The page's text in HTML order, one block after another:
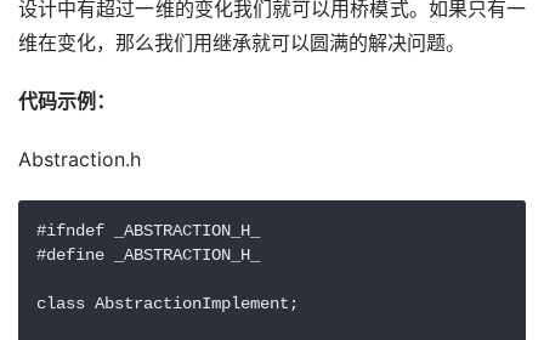
设计中有超过一维的变化我们就可以用桥模式。如果只有一
维在变化，那么我们用继承就可以圆满的解决问题。
代码示例：
Abstraction.h
#ifndef _ABSTRACTION_H_
#define _ABSTRACTION_H_
class AbstractionImplement;